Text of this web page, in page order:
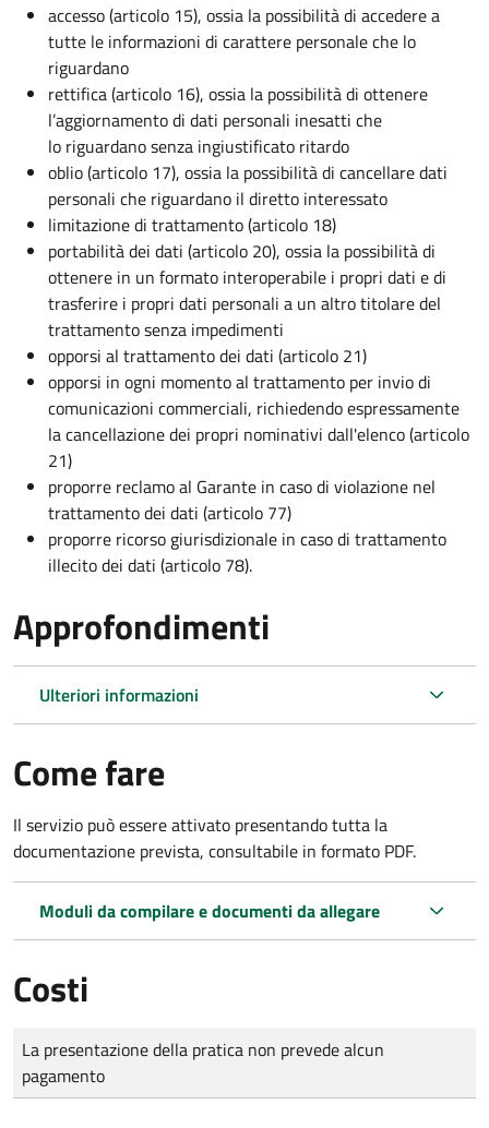
accesso (articolo 15), ossia la possibilità di accedere a
tutte le informazioni di carattere personale che lo
riguardano
rettifica (articolo 16), ossia la possibilità di ottenere
l’aggiornamento di dati personali inesatti che
lo riguardano senza ingiustificato ritardo
oblio (articolo 17), ossia la possibilità di cancellare dati
personali che riguardano il diretto interessato
limitazione di trattamento (articolo 18)
portabilità dei dati (articolo 20), ossia la possibilità di
ottenere in un formato interoperabile i propri dati e di
trasferire i propri dati personali a un altro titolare del
trattamento senza impedimenti
opporsi al trattamento dei dati (articolo 21)
opporsi in ogni momento al trattamento per invio di
comunicazioni commerciali, richiedendo espressamente
la cancellazione dei propri nominativi dall'elenco (articolo
21)
proporre reclamo al Garante in caso di violazione nel
trattamento dei dati (articolo 77)
proporre ricorso giurisdizionale in caso di trattamento
illecito dei dati (articolo 78).
Approfondimenti
Ulteriori informazioni
Come fare
Il servizio può essere attivato presentando tutta la
documentazione prevista, consultabile in formato PDF.
Moduli da compilare e documenti da allegare
Costi
Tipo di pagamento
Importo
La presentazione della pratica non prevede alcun
pagamento